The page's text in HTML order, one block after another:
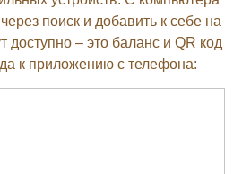
поиск и добавить к себе на
доступно – это баланс и QR код
к приложению с телефона: